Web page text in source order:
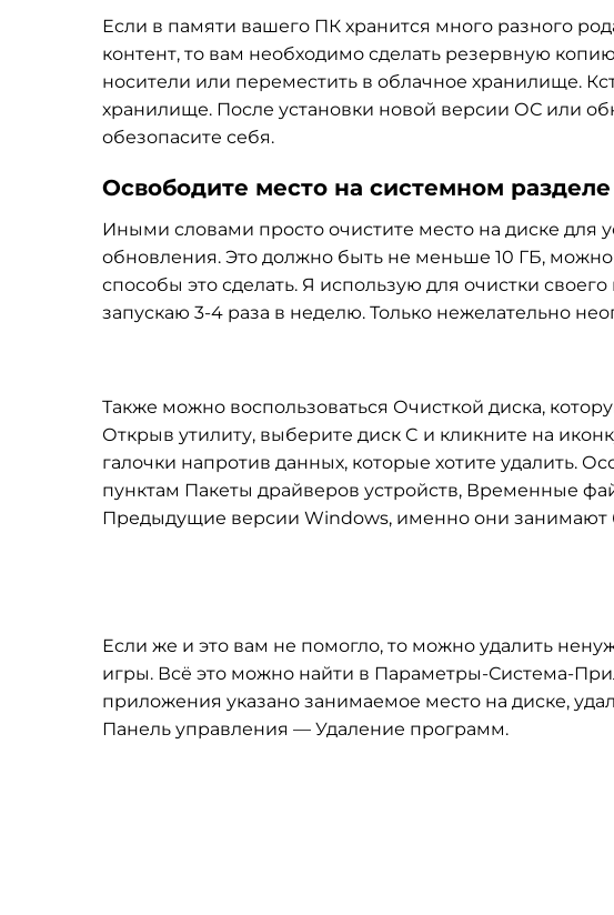
Если в памяти вашего ПК хранится много разного
контент, то вам необходимо сделать резервную
носители или переместить в облачное хранилище.
хранилище. После установки новой версии ОС или
обезопасите себя.
Освободите место на системном
Иными словами просто очистите место на диске для
обновления. Это должно быть не меньше 10 ГБ,
способы это сделать. Я использую для очистки
запускаю 3-4 раза в неделю. Только нежелательно
Также можно воспользоваться Очисткой диска,
Открыв утилиту, выберите диск C и кликните на
галочки напротив данных, которые хотите удалить.
пунктам Пакеты драйверов устройств, Временные
Предыдущие версии Windows, именно они занимают
Если же и это вам не помогло, то можно удалить
игры. Всё это можно найти в Параметры-Система-
приложения указано занимаемое место на диске,
Панель управления — Удаление программ.